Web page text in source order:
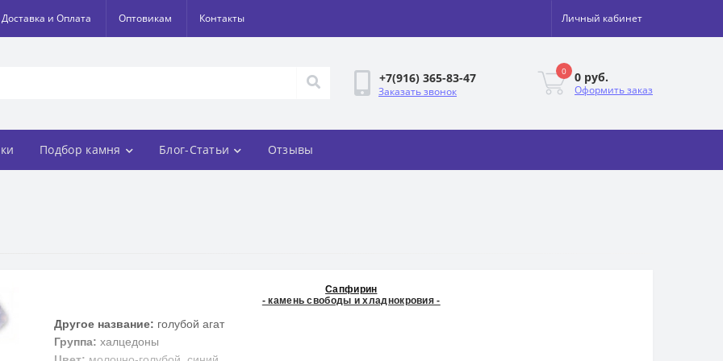
Доставка и Оплата Оптовикам Контакты Личный кабинет
+7(916) 365-83-47
Заказать звонок
0 0 руб.
Оформить заказ
Подбор камня Блог-Статьи Отзывы
Сапфирин
- камень свободы и хладнокровия -
Другое название: голубой агат
Группа: халцедоны